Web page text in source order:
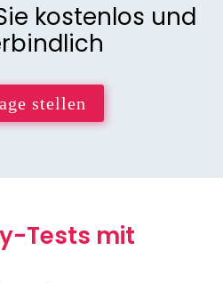
kostenlos und
stellen
Tests mit